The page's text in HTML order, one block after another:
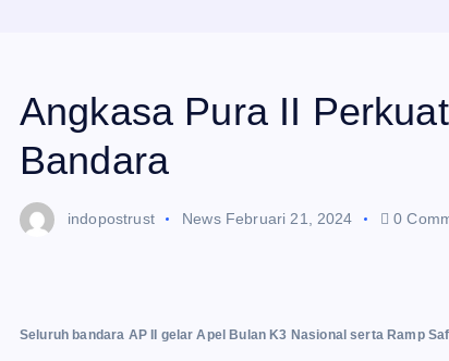
Angkasa Pura II
Bandara
indopostrust News Februari 21, 2024 0
Seluruh bandara AP II gelar Apel Bulan K3 Nasional serta Ramp